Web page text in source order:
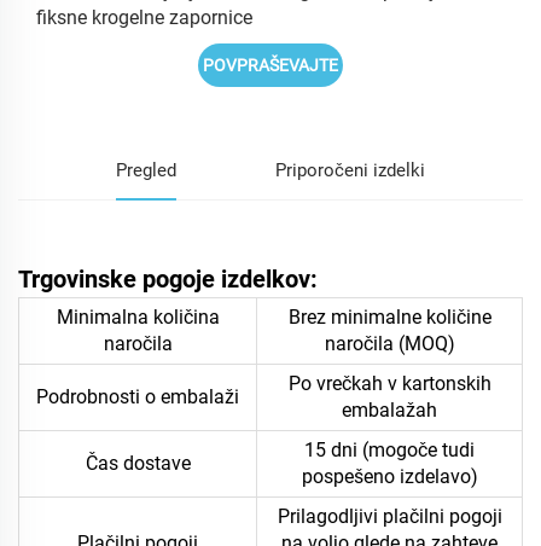
fiksne krogelne zapornice
POVPRAŠEVAJTE
Pregled Priporočeni izdelki
Trgovinske pogoje izdelkov:
Minimalna količina
naročila
Brez minimalne količine
naročila (MOQ)
Podrobnosti o embalaži
Po vrečkah v kartonskih
embalažah
Čas dostave
15 dni (mogoče tudi
pospešeno izdelavo)
Prilagodljivi plačilni pogoji